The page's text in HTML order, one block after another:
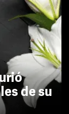
de su